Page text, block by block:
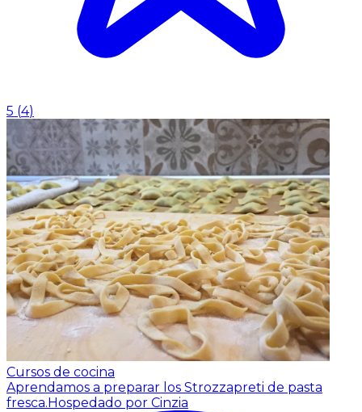
5 (4)
Cursos de cocina
Aprendamos a preparar los Strozzapreti de pasta
fresca.Hospedado por Cinzia